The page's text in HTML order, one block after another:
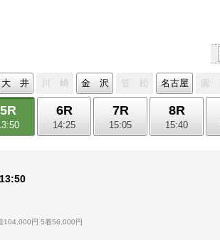
大 井 川 崎 金 沢 笠 松 名古屋 園
5R 6R
14:25
7R
15:05
8R
15:40
13:50
104,000円 5着56,000円